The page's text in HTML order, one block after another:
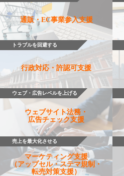
通販・EC事業参入支援
トラブルを回避する
行政対応・許認可支援
ウェブ・広告レベルを上げる
ウェブサイト法務・
広告チェック支援
売上を最大化させる
マーケティング支援
（アップセル・ステマ規制・
転売対策支援）